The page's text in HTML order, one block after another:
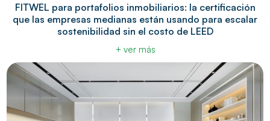
FITWEL para portafolios inmobiliarios: la certificación
que las empresas medianas están usando para escalar
sostenibilidad sin el costo de LEED
+ ver más